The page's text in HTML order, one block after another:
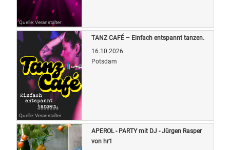
Quelle: Veranstalter
Quelle: Veranstalter
TANZ CAFÉ – Einfach entspannt tanzen.
16.10.2026
Potsdam
APEROL - PARTY mit DJ - Jürgen Rasper
von hr1